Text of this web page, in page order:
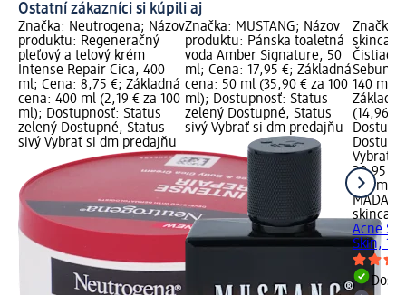
Ostatní zákazníci si kúpili aj
Značka: Neutrogena; Názov
produktu: Regeneračný
pleťový a telový krém
Intense Repair Cica, 400
ml; Cena: 8,75 €; Základná
cena: 400 ml (2,19 € za 100
ml); Dostupnosť: Status
zelený Dostupné, Status
sivý Vybrať si dm predajňu
Značka: MUSTANG; Názov
produktu: Pánska toaletná
voda Amber Signature, 50
ml; Cena: 17,95 €; Základná
cena: 50 ml (35,90 € za 100
ml); Dostupnosť: Status
zelený Dostupné, Status
sivý Vybrať si dm predajňu
Značka:
Čistiaci
Sebum
140 ml;
(14,96 €
Vybrať
20,95 €
140 ml
skincare
Acne
Skin,